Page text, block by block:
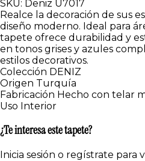
SKU: Deniz U7017
Realce la decoración de sus
diseño moderno. Ideal para
tapete ofrece durabilidad y
en tonos grises y azules
estilos decorativos.
Colección DENIZ
Origen Turquía
Fabricación Hecho con telar
Uso Interior
¿Te interesa este tapete?
Inicia sesión o regístrate para